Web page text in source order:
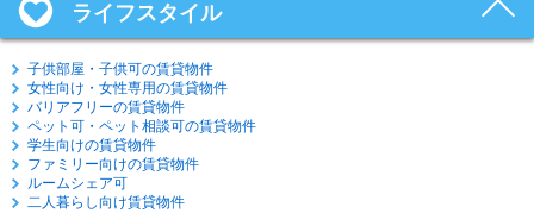
ライフスタイル
子供部屋・子供可の賃貸物件
女性向け・女性専用の賃貸物件
バリアフリーの賃貸物件
ペット可・ペット相談可の賃貸物件
学生向けの賃貸物件
ファミリー向けの賃貸物件
ルームシェア可
二人暮らし向け賃貸物件